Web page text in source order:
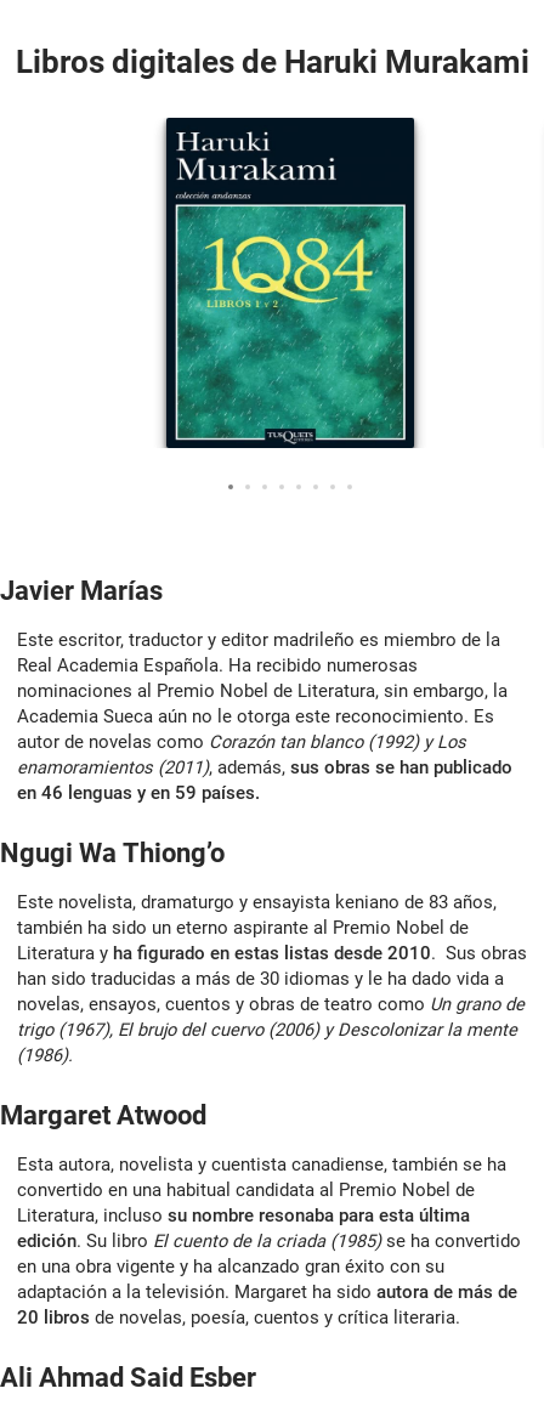
Libros digitales de Haruki Murakami
Javier Marías
Este escritor, traductor y editor madrileño es miembro de la
Real Academia Española. Ha recibido numerosas
nominaciones al Premio Nobel de Literatura, sin embargo, la
Academia Sueca aún no le otorga este reconocimiento. Es
autor de novelas como Corazón tan blanco (1992) y Los
enamoramientos (2011), además, sus obras se han publicado
en 46 lenguas y en 59 países.
Ngugi Wa Thiong’o
Este novelista, dramaturgo y ensayista keniano de 83 años,
también ha sido un eterno aspirante al Premio Nobel de
Literatura y ha figurado en estas listas desde 2010. Sus obras
han sido traducidas a más de 30 idiomas y le ha dado vida a
novelas, ensayos, cuentos y obras de teatro como Un grano de
trigo (1967), El brujo del cuervo (2006) y Descolonizar la mente
(1986).
Margaret Atwood
Esta autora, novelista y cuentista canadiense, también se ha
convertido en una habitual candidata al Premio Nobel de
Literatura, incluso su nombre resonaba para esta última
edición. Su libro El cuento de la criada (1985)se ha convertido
en una obra vigente y ha alcanzado gran éxito con su
adaptación a la televisión. Margaret ha sido autora de más de
20 libros de novelas, poesía, cuentos y crítica literaria.
Ali Ahmad Said Esber